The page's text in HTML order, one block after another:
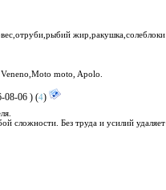
moto, Apolo.
08-06 ) (4)
Без труда и усилий